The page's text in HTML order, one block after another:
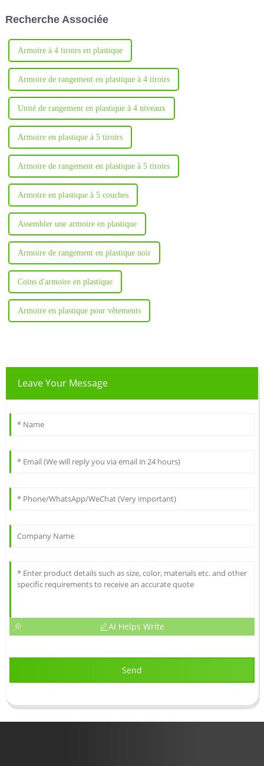
secondaires.
Recherche Associée
Armoire à 4 tiroirs en plastique
Armoire de rangement en plastique à 4 tiroirs
Unité de rangement en plastique à 4 niveaux
Armoire en plastique à 5 tiroirs
Armoire de rangement en plastique à 5 tiroirs
Armoire en plastique à 5 couches
Assembler une armoire en plastique
Armoire de rangement en plastique noir
Coins d'armoire en plastique
Armoire en plastique pour vêtements
Leave Your Message
AI Helps Write
Send